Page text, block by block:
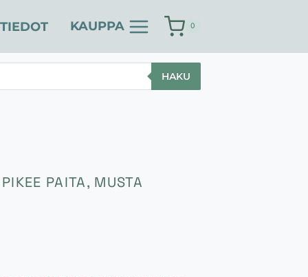
KAUPPA 0
HAKU
PAITA, MUSTA